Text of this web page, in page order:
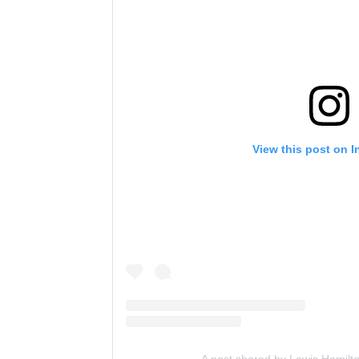
View this post on